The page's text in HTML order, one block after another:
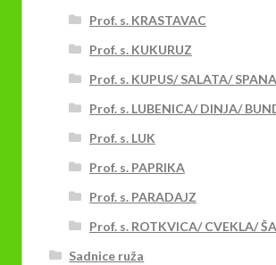
Prof. s. KRASTAVAC
Prof. s. KUKURUZ
Prof. s. KUPUS/ SALATA/
Prof. s. LUBENICA/ DINJA/
Prof. s. LUK
Prof. s. PAPRIKA
Prof. s. PARADAJZ
Prof. s. ROTKVICA/ CVEKLA/
Sadnice ruža